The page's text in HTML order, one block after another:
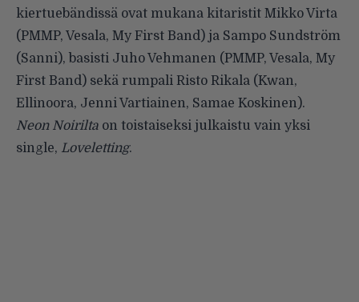
kiertuebändissä ovat mukana kitaristit Mikko Virta
(PMMP, Vesala, My First Band) ja Sampo Sundström
(Sanni), basisti Juho Vehmanen (PMMP, Vesala, My
First Band) sekä rumpali Risto Rikala (Kwan,
Ellinoora, Jenni Vartiainen, Samae Koskinen).
Neon Noirilta on toistaiseksi julkaistu vain yksi
single, Loveletting.